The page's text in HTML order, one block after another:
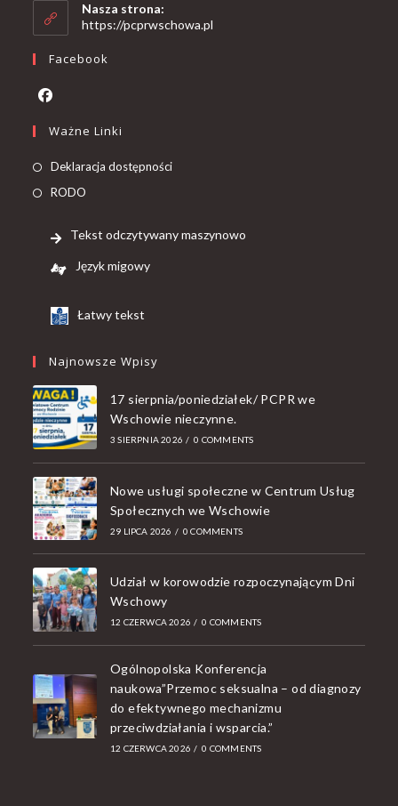
Nasza strona:
https://pcprwschowa.pl
Facebook
Ważne Linki
Deklaracja dostępności
RODO
Tekst odczytywany maszynowo
Język migowy
Łatwy tekst
Najnowsze Wpisy
17 sierpnia/poniedziałek/ PCPR we
Wschowie nieczynne.
3 SIERPNIA 2026 / 0 COMMENTS
Nowe usługi społeczne w Centrum Usług
Społecznych we Wschowie
29 LIPCA 2026 / 0 COMMENTS
Udział w korowodzie rozpoczynającym Dni
Wschowy
12 CZERWCA 2026 / 0 COMMENTS
Ogólnopolska Konferencja
naukowa”Przemoc seksualna – od diagnozy
do efektywnego mechanizmu
przeciwdziałania i wsparcia.”
12 CZERWCA 2026 / 0 COMMENTS